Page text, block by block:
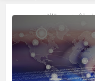
و مقالات